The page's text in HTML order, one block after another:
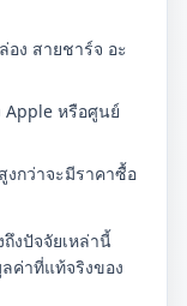
ง สายชาร์จ อะ
Apple หรือศูนย์
กว่าจะมีราคาซื้อ
งปัจจัยเหล่านี้
ค่าที่แท้จริงของ